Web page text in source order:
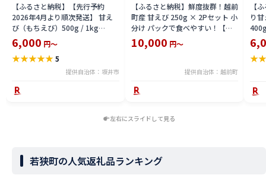
【ふるさと納税】【先行予約
2026年4月より順次発送】 甘え
び（もちえび）500g / 1kg
(500g×2袋) 【選べる内容量】
【甘海老 あまえび アマエビ えび
海老 有頭 刺身 生食 海鮮 海産物
魚貝類 魚介類 新鮮 冷凍 食品 お
6,000 円～
★★★★★5
提供自治体：坂井市
【ふるさと納税】鮮度抜群！越前
町産 甘えび 250g × 2Pセット 小
分け パックで食べやすい！【え
び エビ 海老 刺身 海鮮 海産物 魚
貝類 魚介類 新鮮 冷凍 】
10,000 円～
提供自治体：越前町
【
り
マ
老
速冷
★
左右にスライドして見る
若狭町の人気返礼品ランキング